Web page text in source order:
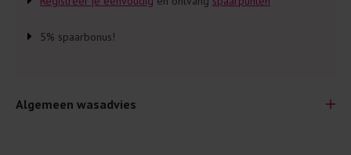
5% spaarbonus!
Algemeen wasadvies